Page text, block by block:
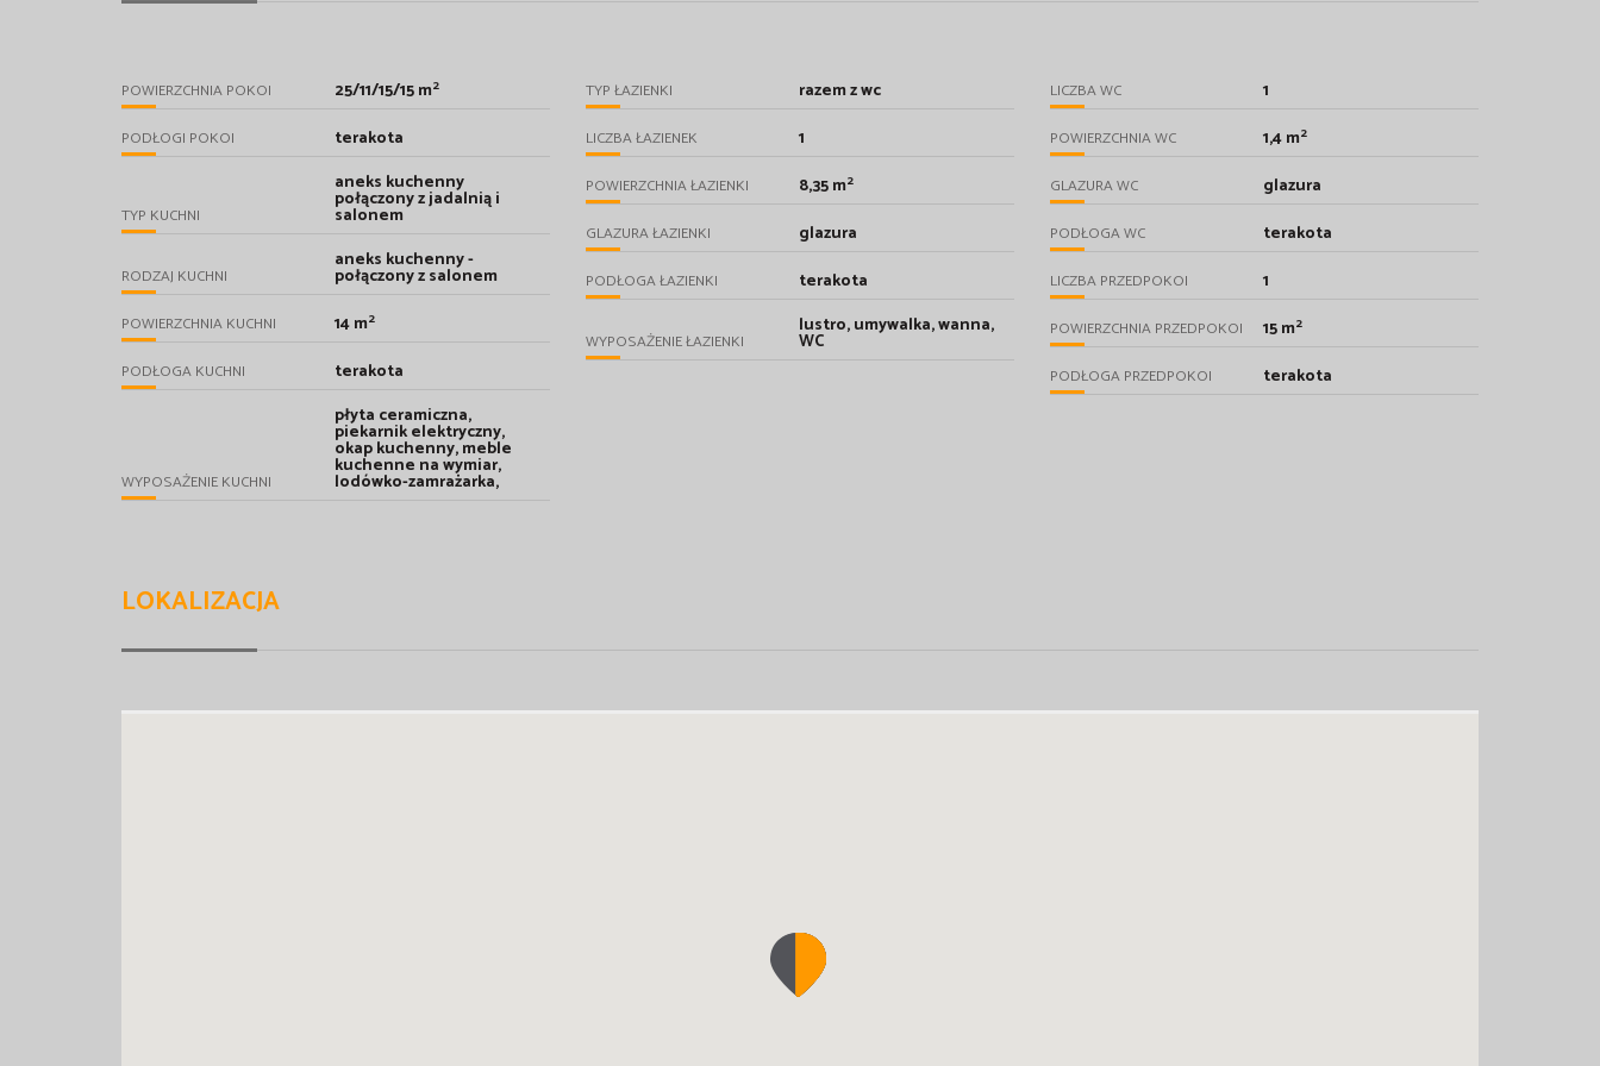
POWIERZCHNIA POKOI 25/11/15/15 m2
PODŁOGI POKOI terakota
TYP KUCHNI
aneks kuchenny
połączony z jadalnią i
salonem
RODZAJ KUCHNI
aneks kuchenny -
połączony z salonem
POWIERZCHNIA KUCHNI 14 m2
PODŁOGA KUCHNI terakota
WYPOSAŻENIE KUCHNI
płyta ceramiczna,
piekarnik elektryczny,
okap kuchenny, meble
kuchenne na wymiar,
lodówko-zamrażarka,
TYP ŁAZIENKI razem z wc
LICZBA ŁAZIENEK 1
POWIERZCHNIA ŁAZIENKI 8,35 m2
GLAZURA ŁAZIENKI glazura
PODŁOGA ŁAZIENKI terakota
WYPOSAŻENIE ŁAZIENKI
lustro, umywalka, wanna,
WC
LICZBA WC 1
POWIERZCHNIA WC 1,4 m2
GLAZURA WC glazura
PODŁOGA WC terakota
LICZBA PRZEDPOKOI 1
POWIERZCHNIA PRZEDPOKOI 15 m2
PODŁOGA PRZEDPOKOI terakota
LOKALIZACJA